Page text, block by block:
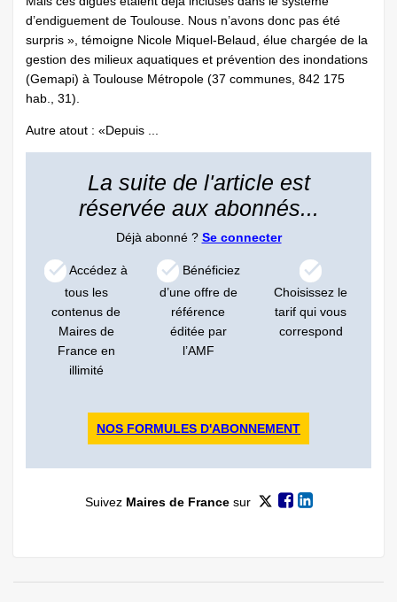
d’endiguement de Toulouse. Nous n’avons donc pas été
surpris », témoigne Nicole Miquel-Belaud, élue chargée de la
gestion des milieux aquatiques et prévention des inondations
(Gemapi) à Toulouse Métropole (37 communes, 842 175
hab., 31).
Autre atout : «Depuis ...
La suite de l'article est
réservée aux abonnés...
Déjà abonné ? Se connecter
Accédez à
tous les
contenus de
Maires de
France en
illimité
Bénéficiez
d’une offre de
référence
éditée par
l’AMF
Choisissez le
tarif qui vous
correspond
NOS FORMULES D'ABONNEMENT
Suivez Maires de Francesur